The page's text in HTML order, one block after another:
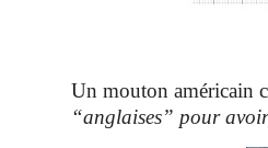
Un mouton américain
“anglaises” pour